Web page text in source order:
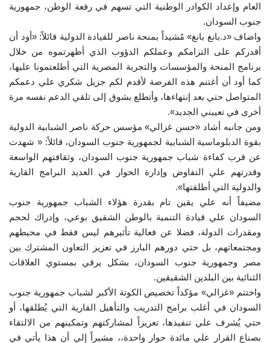
Gallery
لغة
English
Swahili
español
French
Arabic
العام وإعداد الكوادر الوطنية التي تسهم في رفعة الوطن، جمهورية
جنوب السودان.
واضاف «د.بانغ بانغ» مُشيداً بمنحة ناصر للقيادة الدولية قائلاً: «أود أن
أقدركم على التزامكم وعملكم الدؤوب الذي أظهرتموه من خلال
برنامج المنحة والمؤسسات والتجربة المصرية التي أطلعتمونا عليها،
كما أود أن أغتنم هذه الفرصة لأقدم لكم جزيل شكري علي دعمكم
المتواصل حتي بعد إنتهاءها، وأتطلع بشوق إلى تلقي الدعم نفسه مرة
أخرى في تعييني الجديد».
ومن جانبه أشاد «حسن غزالي» مؤسس حركة ناصر الشبابية الدولية
بقوة الدبلوماسية الشبابية لجمهورية جنوب السودان، قائلاً: « شهدت
عن قرب كفاءة شباب جمهورية جنوب السودان، وثقافتهم الواسعة
وقدرتهم علي التفاوض وإدارة الحوار في العديد البرامج القارية
والدولية التي أطلقتها».
مضيفاً أنه علي يقين تام بقدرة هؤلاء الشباب جمهورية جنوب
السودان علي قيادة التنمية بالوطن الشقيق بوعي، وإدراك لحجم
ومقدرات الدولة، فضلا عن فعالية تأثيرهم ليس فقط في محيطهم
ومجتمعاتهم، بل حتي دورهم البارز في تعزيز التعاون المشترك بين
مصر وجمهورية جنوب السودان، بشكل يرقي بمستوي العلاقات
الثنائية بين البلدين الشقيقين.
واختتم «غزالي» مؤكداً تخصيص الكوتة الأكبر لشباب جمهورية جنوب
السودان في أغلب برامج التدريب والتأهيل القارية التي يُطلقها، أو
حتي يُشرف علي تنفيذها، تعزيزاً لمشاركتهم وتمكينهم من الالتقاء
بصناع القرار علي مائدة حوار واحدة،، مشيراً إلي أن هذا يأتي في